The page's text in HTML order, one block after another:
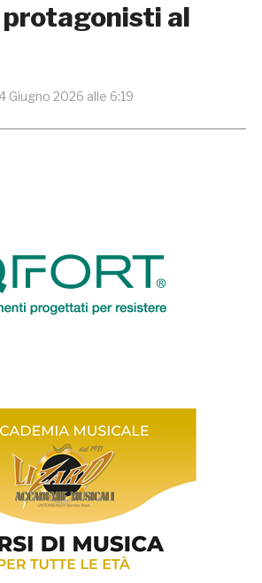
al
4 Giugno 2026 alle 6:19